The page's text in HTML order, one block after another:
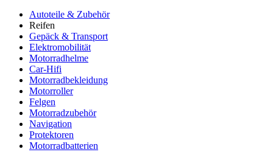
Autoteile & Zubehör
Reifen
Gepäck & Transport
Elektromobilität
Motorradhelme
Car-Hifi
Motorradbekleidung
Motorroller
Felgen
Motorradzubehör
Navigation
Protektoren
Motorradbatterien